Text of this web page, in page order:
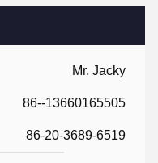
Mr. Jacky
86--13660165505
86-20-3689-6519